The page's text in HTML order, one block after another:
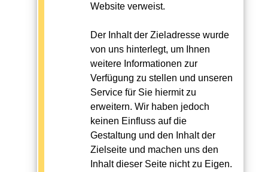
Website verweist.
Der Inhalt der Zieladresse wurde
von uns hinterlegt, um Ihnen
weitere Informationen zur
Verfügung zu stellen und unseren
Service für Sie hiermit zu
erweitern. Wir haben jedoch
keinen Einfluss auf die
Gestaltung und den Inhalt der
Zielseite und machen uns den
Inhalt dieser Seite nicht zu Eigen.